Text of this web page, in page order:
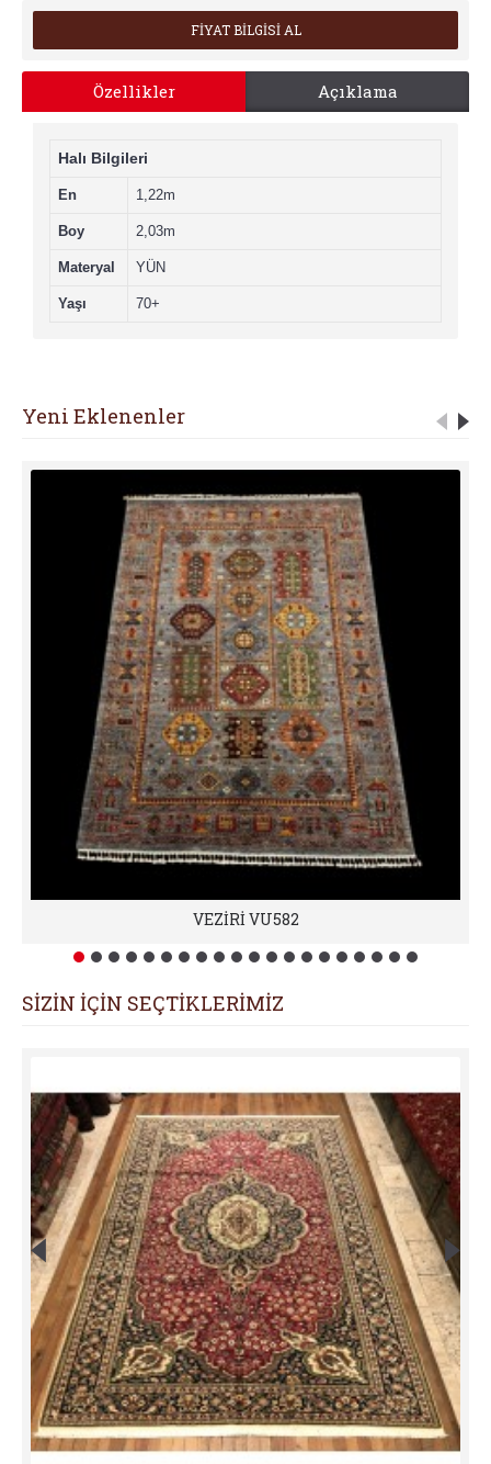
FİYAT BİLGİSİ AL
Özellikler Açıklama
Halı Bilgileri
En 1,22m
Boy 2,03m
Materyal YÜN
Yaşı 70+
Yeni Eklenenler
VEZİRİ VU582
SİZİN İÇİN SEÇTİKLERİMİZ